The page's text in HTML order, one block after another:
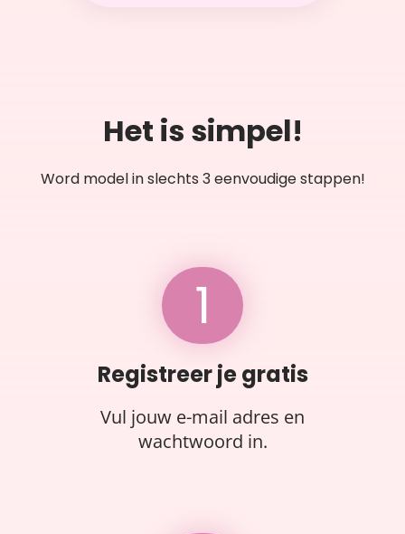
Het is simpel!
Word model in slechts 3 eenvoudige stappen!
1
Registreer je gratis
Vul jouw e-mail adres en
wachtwoord in.